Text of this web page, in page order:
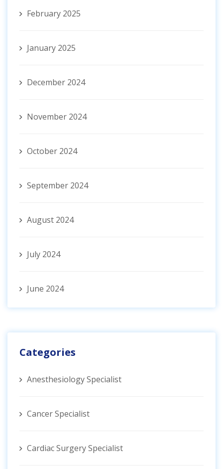
February 2025
January 2025
December 2024
November 2024
October 2024
September 2024
August 2024
July 2024
June 2024
Categories
Anesthesiology Specialist
Cancer Specialist
Cardiac Surgery Specialist